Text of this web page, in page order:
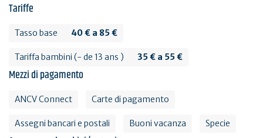
Tariffe
Tasso base 40 € a 85 €
Tariffa bambini (- de 13 ans ) 35 € a 55 €
Mezzi di pagamento
ANCV Connect Carte di pagamento
Assegni bancari e postali Buoni vacanza Specie